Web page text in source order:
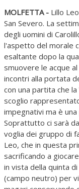
MOLFETTA - Lillo
San Severo. La
degli uomini di
l'aspetto del morale
esaltante dopo la
smuovere le acque
incontri alla portata
con una partita che
scoglio
impegnativi ma è
Soprattutto ci sarà
voglia dei gruppo di
Leo, che in questa
sacrificando a
in vista della quinta
(campo neutro) per